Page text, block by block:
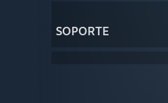
SOPORTE